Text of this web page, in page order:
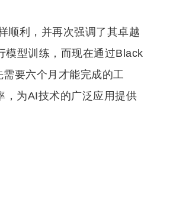
顺利，并再次强调了其卓越
模型训练，而现在通过Black
要六个月才能完成的工
，为AI技术的广泛应用提供